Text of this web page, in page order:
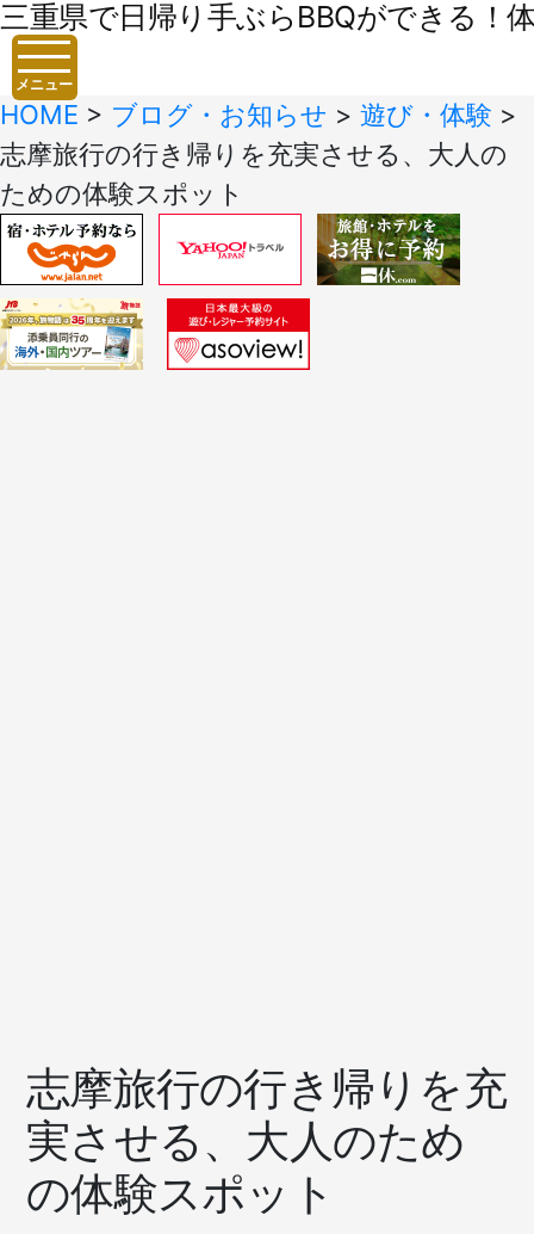
三重県で日帰り手ぶらBBQができる！
メニュー
HOME > ブログ・お知らせ > 遊び・体験 >
志摩旅行の行き帰りを充実させる、大人の
ための体験スポット
志摩旅行の行き帰りを充
実させる、大人のため
の体験スポット